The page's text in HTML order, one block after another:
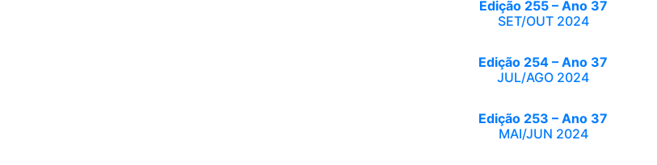
Edição 255 – Ano 37
SET/OUT 2024
Edição 254 – Ano 37
JUL/AGO 2024
Edição 253 – Ano 37
MAI/JUN 2024